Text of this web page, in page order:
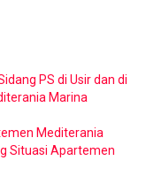
PS di Usir dan di
Marina
Mediterania
Situasi Apartemen